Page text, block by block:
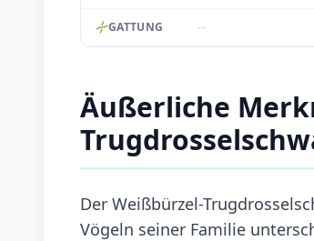
GATTUNG --
Äußerliche
Der Weißbürzel-
Vögeln seiner Familie